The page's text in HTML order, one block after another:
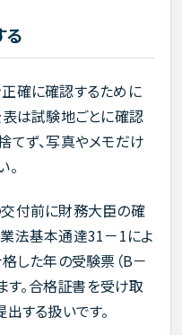
る
確に確認するために
は試験地ごとに確認
てず、写真やメモだけ
付前に財務大臣の確
法基本通達31－1によ
した年の受験票（B－
す。合格証書を受け取
する扱いです。